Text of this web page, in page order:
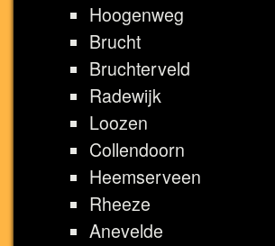
Hoogenweg
Brucht
Bruchterveld
Radewijk
Loozen
Collendoorn
Heemserveen
Rheeze
Anevelde